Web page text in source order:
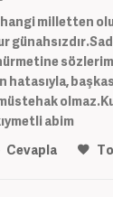
milletten
abim
Cevapla